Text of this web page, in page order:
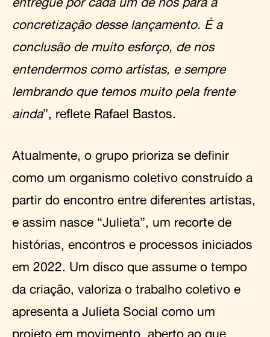
concretização desse lançamento. É a
conclusão de muito esforço, de nos
entendermos como artistas, e sempre
lembrando que temos muito pela frente
ainda”, reflete Rafael Bastos.
Atualmente, o grupo prioriza se definir
como um organismo coletivo construído a
partir do encontro entre diferentes artistas,
e assim nasce “Julieta”, um recorte de
histórias, encontros e processos iniciados
em 2022. Um disco que assume o tempo
da criação, valoriza o trabalho coletivo e
apresenta a Julieta Social como um
projeto em movimento, aberto ao que